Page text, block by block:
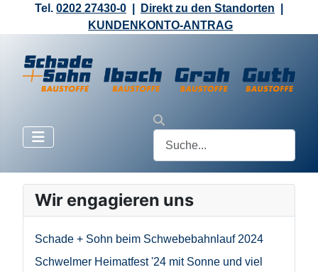
Tel. 0202 27430-0 Direkt zu den Standorten
KUNDENKONTO-ANTRAG
Wir engagieren uns
Schade + Sohn beim Schwebebahnlauf 2024
Schwelmer Heimatfest '24 mit Sonne und viel